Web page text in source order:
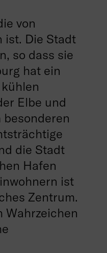
von
ist. Die Stadt
so dass sie
hat ein
Elbe und
die Stadt
Hafen
ist
Zentrum.